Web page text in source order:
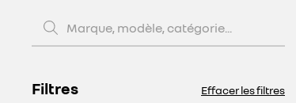
Filtres Effacer les filtres